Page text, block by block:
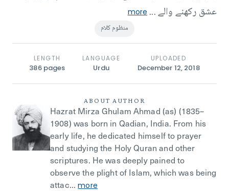
عشق رکھنے والے ...more
منظوم کلام
LENGTH
386 pages
LANGUAGE
Urdu
UPLOADED
December 12, 2018
ABOUT AUTHOR
Hazrat Mirza Ghulam Ahmad (as) (1835–
1908) was born in Qadian, India. From his
early life, he dedicated himself to prayer
and studying the Holy Quran and other
scriptures. He was deeply pained to
observe the plight of Islam, which was being
attac... more